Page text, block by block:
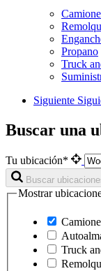
Propano
Truck
Siguiente
Buscar una
Tu ubicación*
Buscar
Mostrar
Truck